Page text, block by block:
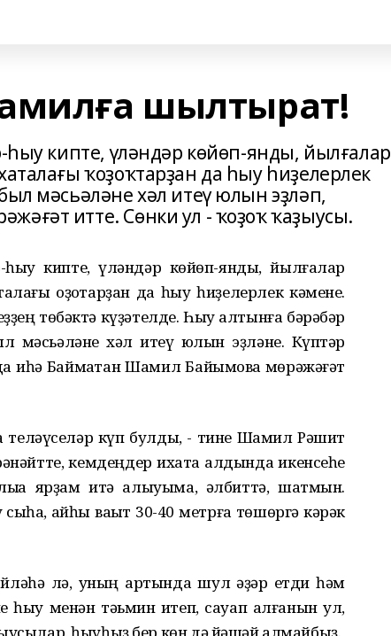
шылтырат!
кипте, үләндәр көйөп-янды, йылғалар
ҡоҙоҡтарҙан да һыу һиҙелерлек
мәсьәләне хәл итеү юлын эҙләп,
итте. Сөнки ул - ҡоҙоҡ ҡаҙыусы.
кипте, үләндәр көйөп-янды, йылғалар
ҡоҙоҡтарҙан да һыу һиҙелерлек кәмене.
төбәктә күҙәтелде. Һыу алтынға бәрәбәр
мәсьәләне хәл итеү юлын эҙләне. Күптәр
иһә Баймаҡтан Шамил Байымовҡа мөрәжәғәт
теләүселәр күп булды, - тине Шамил Рәшит
кемдеңдер ихата алдында икенсеһе
ярҙам итә алыуыма, әлбиттә, шатмын.
ҡайһы ваҡыт 30-40 метрға төшөргә кәрәк
лә, уның артында шул ҡәҙәр етди һәм
һыу менән тәьмин итеп, сауап алғанын ул,